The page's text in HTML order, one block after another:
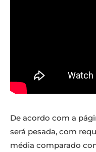
De acordo com a
será pesada, com
média comparado